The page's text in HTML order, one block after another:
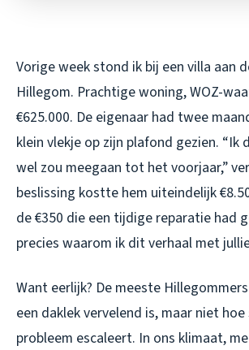
Vorige week stond ik bij een villa aan
Hillegom. Prachtige woning, WOZ-
€625.000. De eigenaar had twee
klein vlekje op zijn plafond gezien. “Ik
wel zou meegaan tot het voorjaar,”
beslissing kostte hem uiteindelijk
de €350 die een tijdige reparatie had
precies waarom ik dit verhaal met
Want eerlijk? De meeste
een daklek vervelend is, maar niet hoe
probleem escaleert. In ons klimaat,